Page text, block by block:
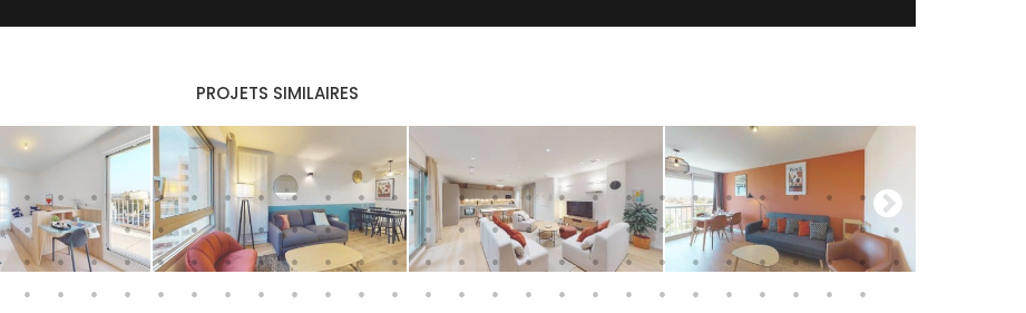
PROJETS SIMILAIRES